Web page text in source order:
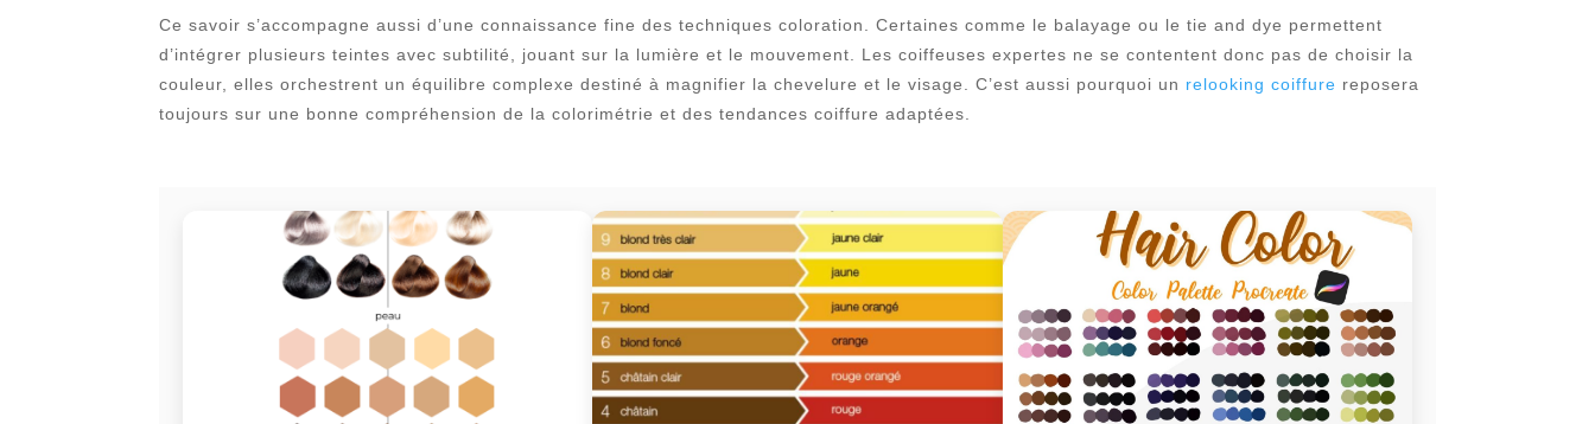
Ce savoir s’accompagne aussi d’une connaissance fine des techniques coloration. Certaines comme le balayage ou le tie and dye permettent
d’intégrer plusieurs teintes avec subtilité, jouant sur la lumière et le mouvement. Les coiffeuses expertes ne se contentent donc pas de choisir la
couleur, elles orchestrent un équilibre complexe destiné à magnifier la chevelure et le visage. C’est aussi pourquoi un relooking coiffure reposera
toujours sur une bonne compréhension de la colorimétrie et des tendances coiffure adaptées.